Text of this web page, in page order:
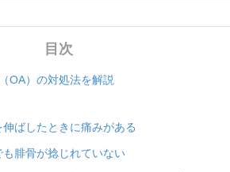
目次
OA）の対処法を解説
ばしたときに痛みがある
腓骨が捻じれていない